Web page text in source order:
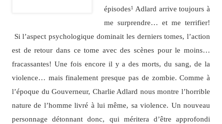
épisodes1Adlard arrive toujours à
me surprendre… et me terrifier!
Si l’aspect psychologique dominait les derniers tomes, l’action
est de retour dans ce tome avec des scènes pour le moins…
fracassantes! Une fois encore il y a des morts, du sang, de la
violence… mais finalement presque pas de zombie. Comme à
l’époque du Gouverneur, Charlie Adlard nous montre l’horrible
nature de l’homme livré à lui même, sa violence. Un nouveau
personnage détonnant donc, qui méritera d’être approfondi